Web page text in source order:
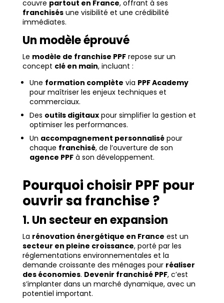
couvre partout en France, offrant à ses
franchisésune visibilité et une crédibilité
immédiates.
Un modèle éprouvé
Le modèle de franchise PPFrepose sur un
concept clé en main, incluant :
Une formation complète via PPF Academy
pour maîtriser les enjeux techniques et
commerciaux.
Des outils digitauxpour simplifier la gestion et
optimiser les performances.
Un accompagnement personnalisépour
chaque franchisé, de l’ouverture de son
agence PPFà son développement.
Pourquoi choisir PPF pour
ouvrir sa franchise ?
1. Un secteur en expansion
La rénovation énergétique en France est un
secteur en pleine croissance, porté par les
réglementations environnementales et la
demande croissante des ménages pour réaliser
des économies. Devenir franchisé PPF, c’est
s’implanter dans un marché dynamique, avec un
potentiel important.